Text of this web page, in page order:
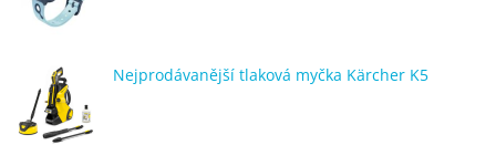
Nejprodávanější tlaková myčka Kärcher K5